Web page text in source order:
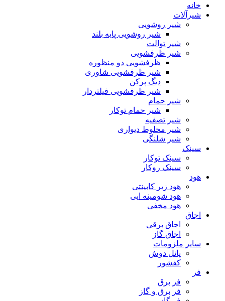
خانه
شیرآلات
شیر روشویی
شیر روشویی پایه بلند
شیر توالت
شیر ظرفشویی
ظرفشویی دو منظوره
شیر ظرفشویی شاوری
دیگ پرکن
شیر ظرفشویی فیلتردار
شیر حمام
شیر حمام توکار
شیر تصفیه
شیر مخلوط دیواری
شیر شلنگی
سینک
سینک توکار
سینک روکار
هود
هود زیر كابینتی
هود شومینه ایی
هود مخفى
اجاق
اجاق برقى
اجاق گاز
سایر ملزومات
پانل دوش
کفشور
فر
فر برق
فر برق و گاز